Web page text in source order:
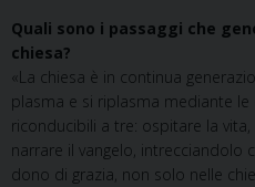
Quali sono i passaggi che
chiesa?
«La chiesa è in continua
plasma e si riplasma mediante
riconducibili a tre: ospitare la
narrare il vangelo, intrecciandolo
dono di grazia, non solo nelle